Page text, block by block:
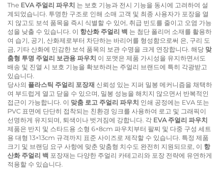
The EVA 주얼리 파우치 는 보호 기능과 전시 기능을 동시에 고려하여 설
계되었습니다. 투명한 구조로 인해 소매 고객 및 최종 사용자가 포장을 열
지 않고도 보석 품목을 즉시 식별할 수 있어, 취급 빈도를 줄이고 오염 가능
성을 낮출 수 있습니다. 이 항산화 주얼리 백 는 첨단 폴리머 소재를 활용하
여 습기, 공기, 산화제로부터 차단하는 바리어를 형성함으로써 은, 구리 도
금, 기타 산화에 민감한 보석 품목의 보관 수명을 크게 연장합니다. 해당 맞
춤형 투명 주얼리 보관용 파우치 이 포맷은 제품 가시성을 유지하면서도
배송 및 진열 시 보호 기능을 확보하려는 주얼리 브랜드에 특히 각광받고
있습니다.
당사의 플라스틱 주얼리 포장재 신뢰성 있는 지퍼 밀봉 메커니즘을 채택하
여 부드럽게 열고 닫을 수 있으며, 밀봉 성능을 해치지 않으면서 반복적인
접근이 가능합니다. 이 맞춤 로고 주얼리 파우치 인쇄 공정에는 EVA 또는
PVC 표면에 단단히 접착되는 친환경 잉크를 사용하여 로고 및 그래픽이
선명하게 유지되며, 퇴색이나 벗겨짐에 강합니다. 각 EVA 주얼리 파우치
제품은 반지 및 스타드용 소형 6×8cm 파우치부터 팔찌 및 다중 구성 세트
용 대형 13×13cm 규격까지 표준 사이즈로 제작할 수 있습니다. 특정 제품
크기 및 브랜딩 요구 사항에 맞춘 맞춤형 치수도 완전히 지원되므로, 이 항
산화 주얼리 백 포장재는 다양한 주얼리 카테고리와 포장 전략에 유연하게
적용할 수 있습니다.